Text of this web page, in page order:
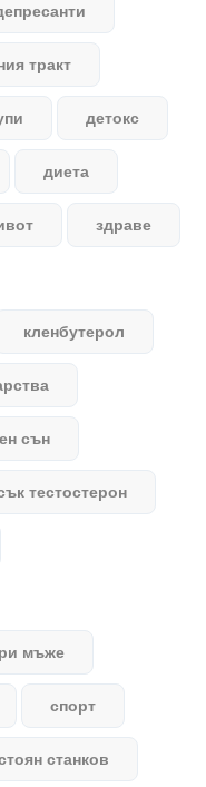
тракт
детокс
диета
здраве
кленбутерол
сън
тестостерон
мъже
спорт
станков